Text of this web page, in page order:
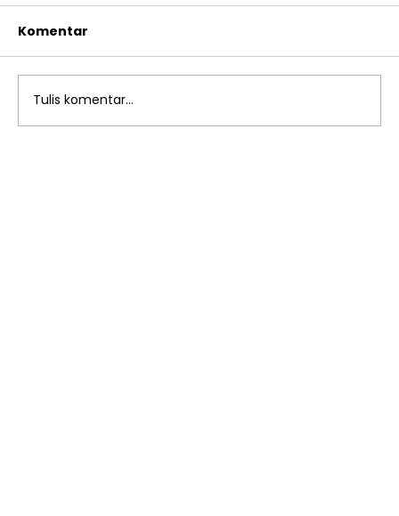
Komentar
Tulis komentar...